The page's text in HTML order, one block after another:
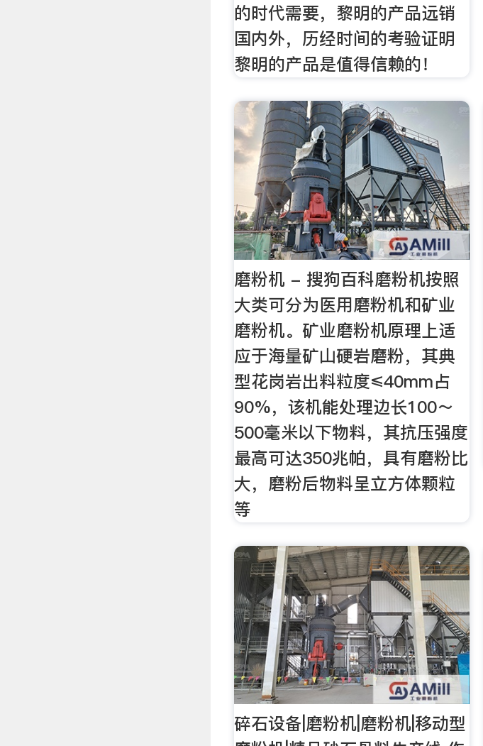
的时代需要，黎明的产品远销
国内外，历经时间的考验证明
黎明的产品是值得信赖的！
磨粉机 - 搜狗百科磨粉机按照
大类可分为医用磨粉机和矿业
磨粉机。矿业磨粉机原理上适
应于海量矿山硬岩磨粉，其典
型花岗岩出料粒度≤40mm占
90%，该机能处理边长100～
500毫米以下物料，其抗压强度
最高可达350兆帕，具有磨粉比
大，磨粉后物料呈立方体颗粒
等
碎石设备|磨粉机|磨粉机|移动型